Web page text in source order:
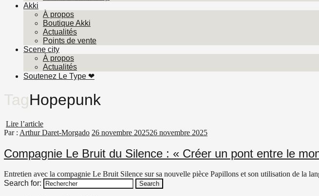
Akki
À propos
Boutique Akki
Actualités
Points de vente
Scene city
À propos
Actualités
Soutenez Le Type ❤︎
TagHopepunk
Lire l’article
Par : Arthur Daret-Morgado 26 novembre 202526 novembre 2025
Compagnie Le Bruit du Silence : « Créer un pont entre le
Entretien avec la compagnie Le Bruit Silence sur sa nouvelle pièce Papillons et son utilisation de la
Search for:
Search